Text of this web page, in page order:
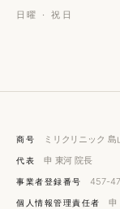
日曜 · 祝日
商号 ミリクリニック
代表 申 東河 院長
事業者登録番号 457-
個人情報管理責任者 申